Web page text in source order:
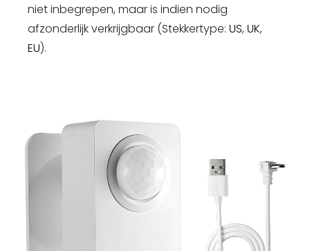
niet inbegrepen, maar is indien nodig
afzonderlijk verkrijgbaar (Stekkertype: US, UK,
EU).